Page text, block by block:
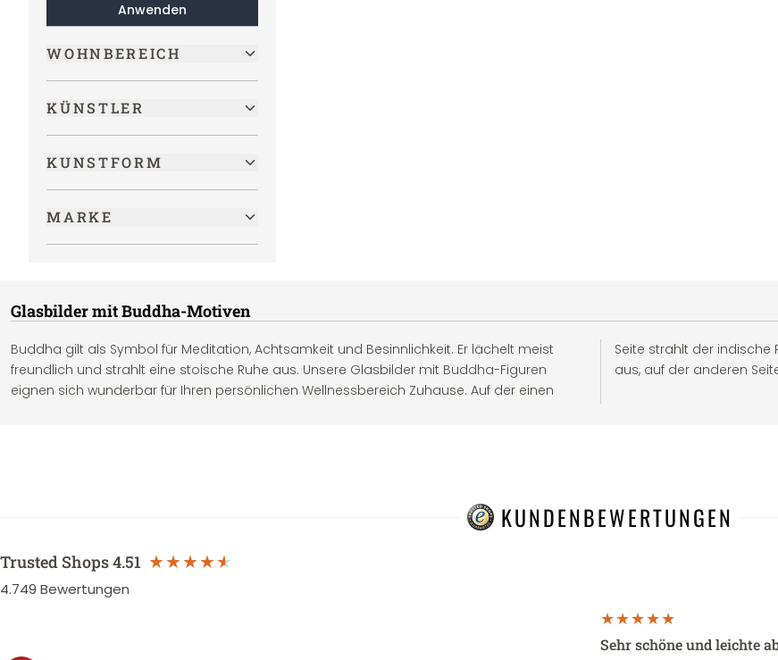
Anwenden
WOHNBEREICH
KÜNSTLER
KUNSTFORM
MARKE
Glasbilder mit Buddha-Motiven
Buddha gilt als Symbol für Meditation, Achtsamkeit und Besinnlichkeit. Er lächelt meist
freundlich und strahlt eine stoische Ruhe aus. Unsere Glasbilder mit Buddha-Figuren
eignen sich wunderbar für Ihren persönlichen Wellnessbereich Zuhause. Auf der einen
Seite strahlt der indische Religionsstifter Siddhartha Gautama fernöstliche Atmosphäre
aus, auf der anderen
KUNDENBEWERTUNGEN
Trusted Shops4.51
4.749 Bewertungen
Sehr schöne und leichte